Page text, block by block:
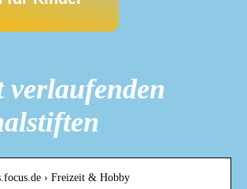
› Freizeit & Hobby